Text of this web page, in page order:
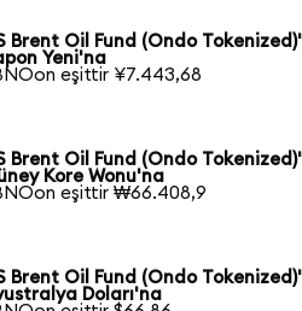
Brent Oil Fund (Ondo
Yeni'na
eşittir ¥7.443,68
Brent Oil Fund (Ondo
Kore Wonu'na
eşittir ₩66.408,9
Brent Oil Fund (Ondo
Doları'na